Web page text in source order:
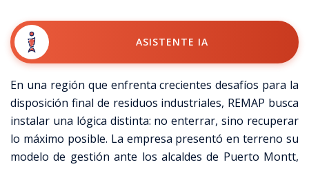
ASISTENTE IA
En una región que enfrenta crecientes desafíos para la
disposición final de residuos industriales, REMAP busca
instalar una lógica distinta: no enterrar, sino recuperar
lo máximo posible. La empresa presentó en terreno su
modelo de gestión ante los alcaldes de Puerto Montt,